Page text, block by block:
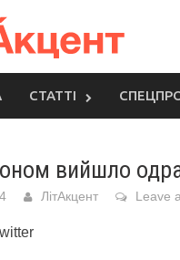
СТАТТІ
вийшло
ЛітАкцент Leave